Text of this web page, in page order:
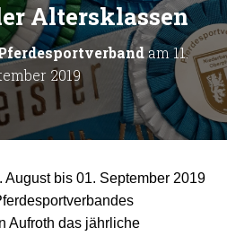
H
A
L
T
E
Altersklassen
am11.
2019
bis 01. September 2019
Aufroth das jährliche